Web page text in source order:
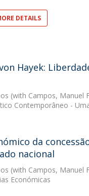
DETAILS
Hayek:
(with Campos, Manuel
Contemporâneo -
da
nacional
(with Campos, Manuel
Económicas